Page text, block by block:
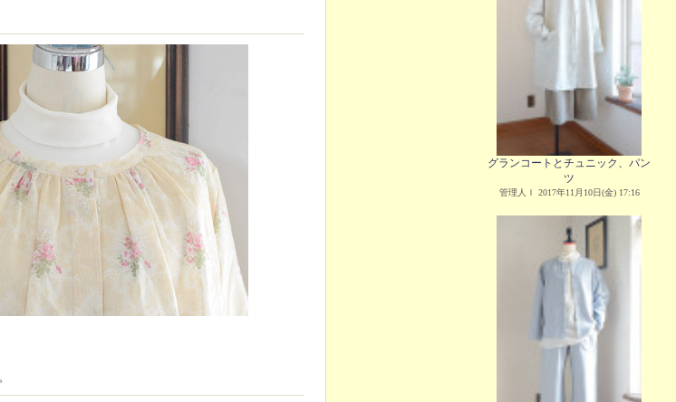
グランコートとチュニック、パン
ツ
管理人Ｉ 2017年11月10日(金) 17:16